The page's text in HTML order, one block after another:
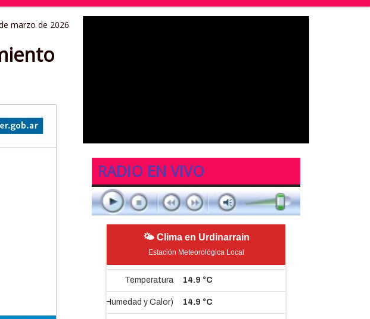
marzo de 2026
RADIO EN VIVO
🌤 Clima en Urdinarrain
Estación Meteorológica Local